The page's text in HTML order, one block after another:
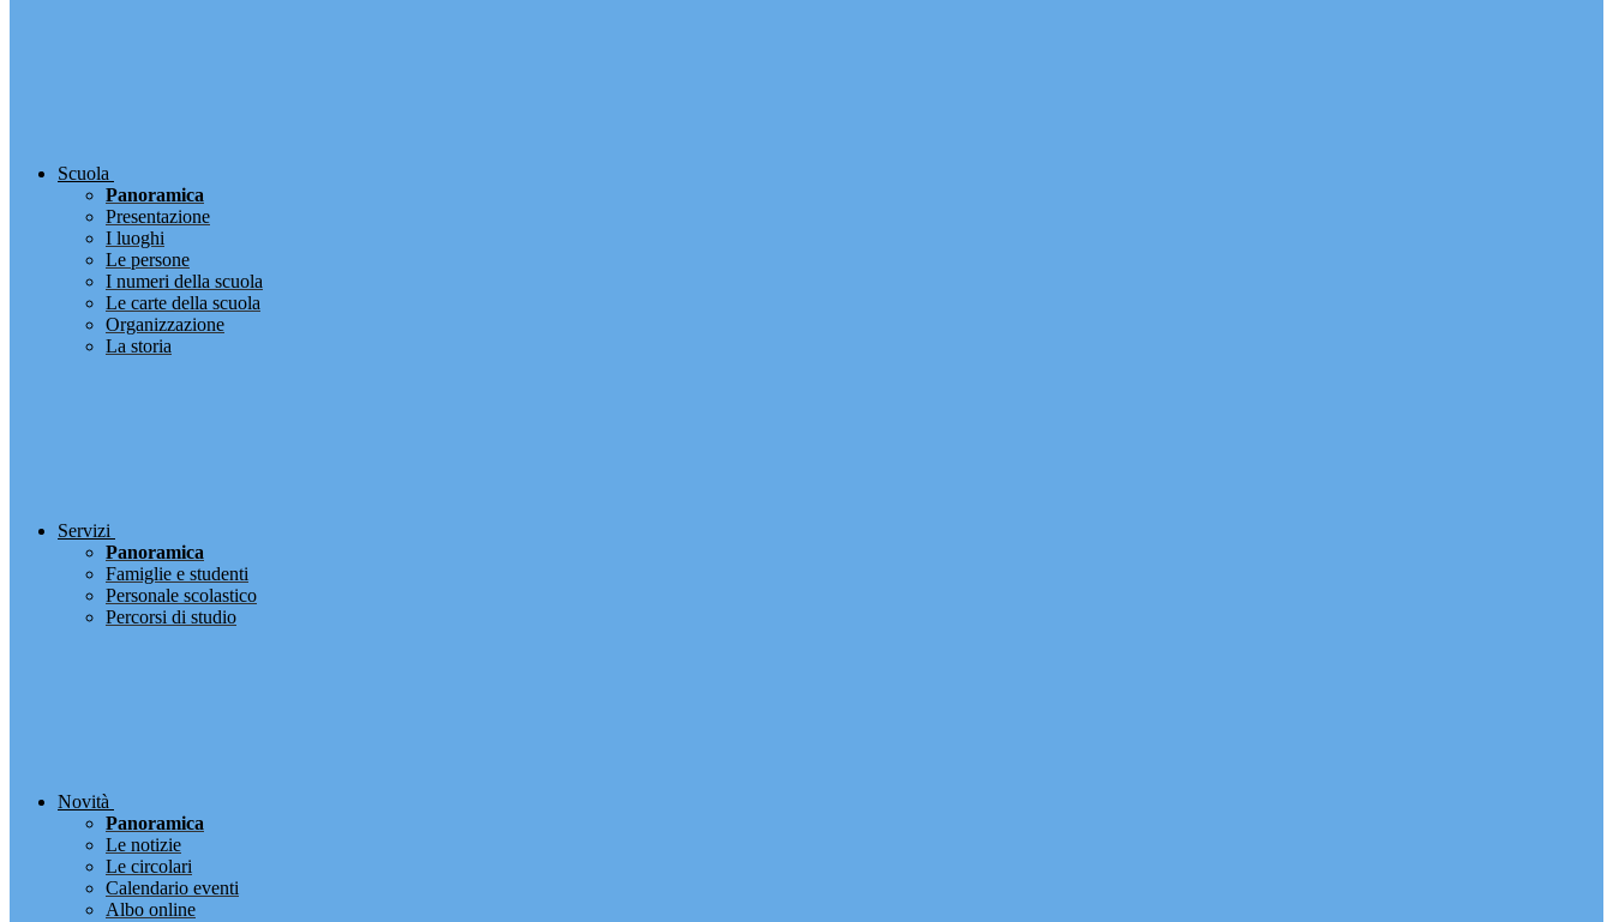
Scuola
Panoramica
Presentazione
I luoghi
Le persone
I numeri della scuola
Le carte della scuola
Organizzazione
La storia
Servizi
Panoramica
Famiglie e studenti
Personale scolastico
Percorsi di studio
Novità
Panoramica
Le notizie
Le circolari
Calendario eventi
Albo online